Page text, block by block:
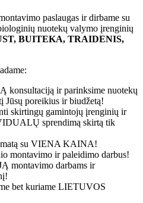
paslaugas ir dirbame su
nuotekų valymo įrenginių
BUITEKA, TRAIDENIS,
konsultaciją ir parinksime nuotekų
Jūsų poreikius ir biudžetą!
skirtingų gamintojų įrenginių ir
sprendimą skirtą tik
su VIENA KAINA!
montavimo ir paleidimo darbus!
montavimo darbams ir
bet kuriame LIETUVOS